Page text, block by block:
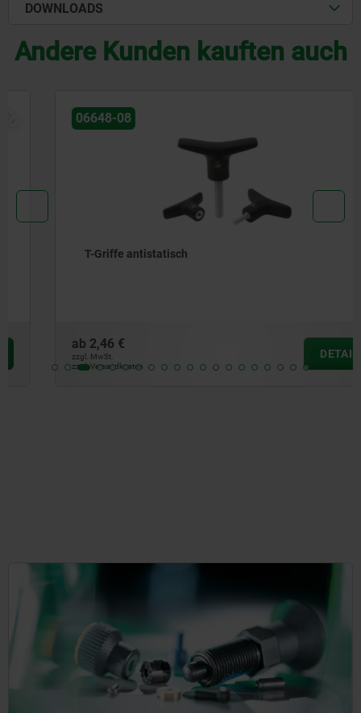
DOWNLOADS
Andere Kunden kauften auch
06648-08
T-Griffe antistatisch
2,46 €
zzgl. Versandkosten